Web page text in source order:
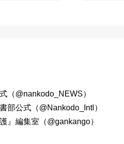
（@nankodo_NEWS）
部公式（@Nankodo_Intl）
』編集室（@gankango）